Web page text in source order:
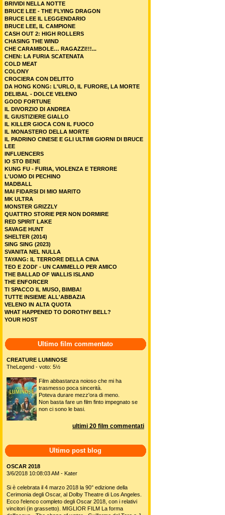
BRIVIDI NELLA NOTTE
BRUCE LEE - THE FLYING DRAGON
BRUCE LEE IL LEGGENDARIO
BRUCE LEE, IL CAMPIONE
CASH OUT 2: HIGH ROLLERS
CHASING THE WIND
CHE CARAMBOLE… RAGAZZI!!!...
CHEN: LA FURIA SCATENATA
COLD MEAT
COLONY
CROCIERA CON DELITTO
DA HONG KONG: L'URLO, IL FURORE, LA MORTE
DELIBAL - DOLCE VELENO
GOOD FORTUNE
IL DIVORZIO DI ANDREA
IL GIUSTIZIERE GIALLO
IL KILLER GIOCA CON IL FUOCO
IL MONASTERO DELLA MORTE
IL PADRINO CINESE E GLI ULTIMI GIORNI DI BRUCE
LEE
INFLUENCERS
IO STO BENE
KUNG FU - FURIA, VIOLENZA E TERRORE
L'UOMO DI PECHINO
MADBALL
MAI FIDARSI DI MIO MARITO
MK ULTRA
MONSTER GRIZZLY
QUATTRO STORIE PER NON DORMIRE
RED SPIRIT LAKE
SAVAGE HUNT
SHELTER (2014)
SING SING (2023)
SVANITA NEL NULLA
TAYANG: IL TERRORE DELLA CINA
TEO E ZODI' - UN CAMMELLO PER AMICO
THE BALLAD OF WALLIS ISLAND
THE ENFORCER
TI SPACCO IL MUSO, BIMBA!
TUTTE INSIEME ALL'ABBAZIA
VELENO IN ALTA QUOTA
WHAT HAPPENED TO DOROTHY BELL?
YOUR HOST
Ultimo film commentato
CREATURE LUMINOSE
TheLegend - voto: 5½
Film abbastanza noioso che mi ha
trasmesso poca sincerità.
Poteva durare mezz'ora di meno.
Non basta fare un film finto impegnato se
non ci sono le basi.
ultimi 20 film commentati
Ultimo post blog
OSCAR 2018
3/6/2018 10:08:03 AM - Kater
Si è celebrata il 4 marzo 2018 la 90° edizione della
Cerimonia degli Oscar, al Dolby Theatre di Los Angeles.
Ecco l'elenco completo degli Oscar 2018, con i relativi
vincitori (in grassetto). MIGLIOR FILM La forma